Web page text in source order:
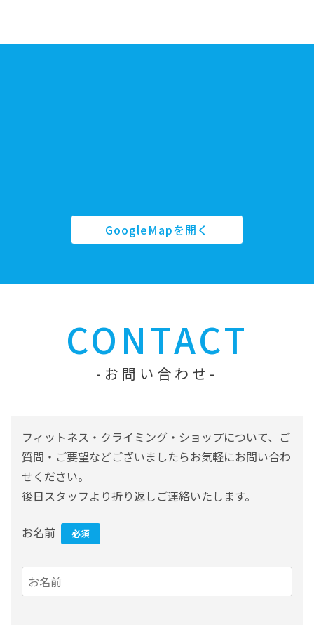
GoogleMapを開く
CONTACT
お問い合わせ
フィットネス・クライミング・ショップについて、ご
質問・ご要望などございましたらお気軽にお問い合わ
せください。
後日スタッフより折り返しご連絡いたします。
お名前 必須